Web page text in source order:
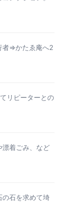
者⇒かたゑ庵へ2
リピーターとの
漂着ごみ、など
の石を求めて埼